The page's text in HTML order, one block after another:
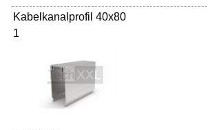
Kabelkanalprofil 40x80
1